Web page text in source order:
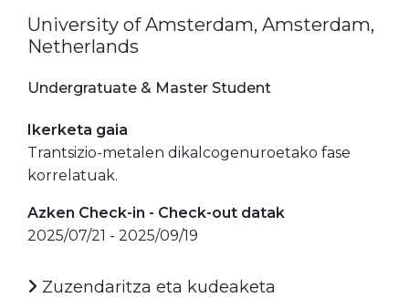
University of Amsterdam, Amsterdam,
Netherlands
Undergratuate & Master Student
Ikerketa gaia
Trantsizio-metalen dikalcogenuroetako fase
korrelatuak.
Azken Check-in - Check-out datak
2025/07/21 - 2025/09/19
Zuzendaritza eta kudeaketa